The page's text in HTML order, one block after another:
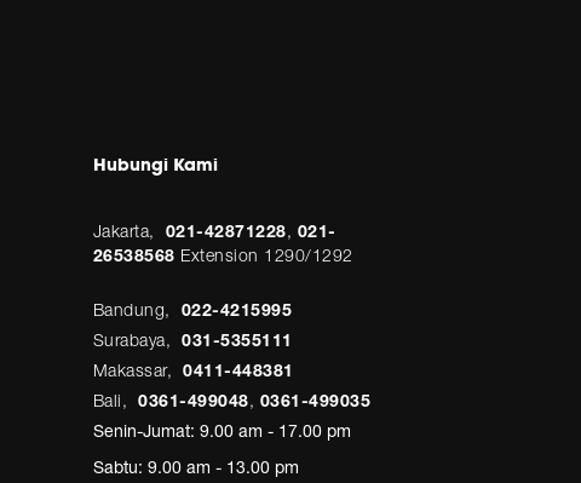
Hubungi Kami
Jakarta, 021-42871228, 021-
26538568 Extension 1290/1292
Bandung, 022-4215995
Surabaya,031-5355111
Makassar,0411-448381
Bali,0361-499048, 0361-499035
Senin-Jumat: 9.00 am - 17.00 pm
Sabtu: 9.00 am - 13.00 pm